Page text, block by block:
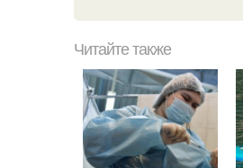
Читайте также